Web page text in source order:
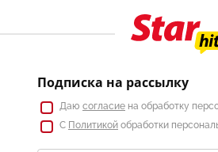
Подписка на рассылку
Даю согласие на обработку
С Политикой обработки